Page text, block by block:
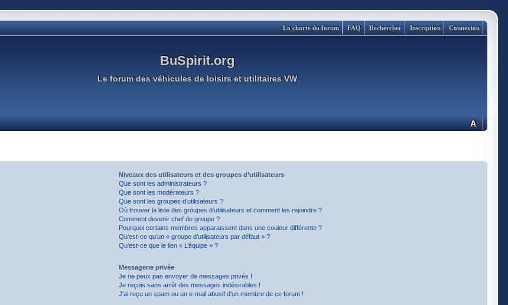
Connexion
Inscription
Rechercher
FAQ
La charte du forum
BuSpirit.org
Le forum des véhicules de loisirs et utilitaires VW
Niveaux des utilisateurs et des groupes d’utilisateurs
Que sont les administrateurs ?
Que sont les modérateurs ?
Que sont les groupes d’utilisateurs ?
Où trouver la liste des groupes d’utilisateurs et comment les rejoindre ?
Comment devenir chef de groupe ?
Pourquoi certains membres apparaissent dans une couleur différente ?
Qu’est-ce qu’un « groupe d’utilisateurs par défaut » ?
Qu’est-ce que le lien « L’équipe » ?
Messagerie privée
Je ne peux pas envoyer de messages privés !
Je reçois sans arrêt des messages indésirables !
J’ai reçu un spam ou un e-mail abusif d’un membre de ce forum !